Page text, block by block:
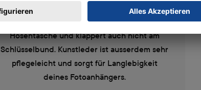
und flexibel. Durch das weiche Material stört
dein Foto Schlüsselanhänger nicht in der
Hosentasche und klappert auch nicht am
Schlüsselbund. Kunstleder ist ausserdem sehr
pflegeleicht und sorgt für Langlebigkeit
deines Fotoanhängers.